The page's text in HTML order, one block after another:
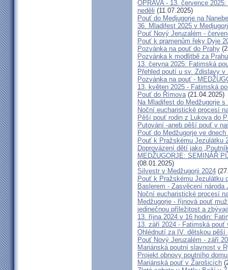
OPRAVA - 13. července
neděli (11.07.2025)
Pouť do Medjugorje na
36. Mladifest 2025 v
Pouť Nový Jeruzalém -
Pouť k pramenům řeky Dyje
Pozvánka na pouť do Prahy
Pozvánka k modlitbě za
13. června 2025: Fatimská
Přehled poutí u sv. Zdislavy
Pozvánka na pouť -
13. květen 2025 - Fatimská
Pouť do Římova(21.04.2025)
Na Mladifest do Medžugorje s
Noční eucharistické procesí
Pěší pouť rodin z Lukova do
Putování -aneb pěší pouť v
Pouť do Medžugorje ve
Pouť k Pražskému Jezulátku
Doprovázení dětí jako
MEDŽUGORJE: SEMINÁŘ
(08.01.2025)
Silvestr v Medžugorji 2024
Pouť k Pražskému Jezulátku
Baslerem - Zasvěcení národa
Noční eucharistické procesí
Medžugorje - říjnová pouť
jedinečnou příležitost a
13. října 2024 v 16 hodin:
13. září 2024 - Fatimská pouť
Ohlédnutí za IV. dětskou
Pouť Nový Jeruzalém - září
Mariánská poutní slavnost v
Projekt obnovy poutního
Mariánská pouť v Žarošicích